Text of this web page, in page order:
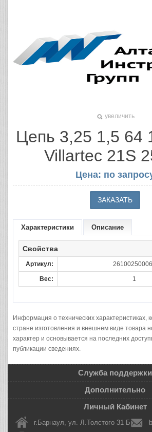
увеличить
Цепь 3,25 1,5 64
Villartec 21S
Цена: по
Характеристики Описание
Свойства
Артикул:
Вес: 1
Информация о технических характеристиках,
стране изготовления и внешнем виде товара
характер и основывается на последних
публикации сведениях.
Служба поддержки
Дополнительно
Личный Кабинет
г.Барнаул, ул. Л.Толстого 31 Б